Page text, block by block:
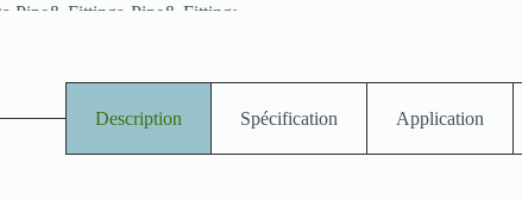
Description Spécification Application